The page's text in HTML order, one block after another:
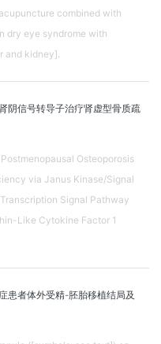
combined with
dry eye syndrome with
and kidney].
阴信号转导子治疗肾虚型骨质疏
Osteoporosis
via Janus Kinase/Signal
Signal Pathway
Like Cytokine Factor 1
患者体外受精-胚胎移植结局及